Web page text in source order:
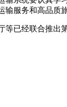
服务和高品质
经联合推出第